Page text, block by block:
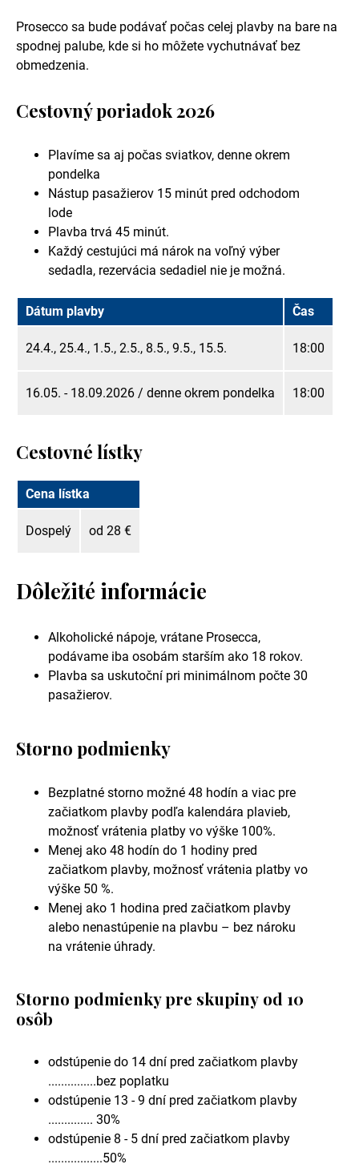
Prosecco sa bude podávať počas celej plavby na bare na
spodnej palube, kde si ho môžete vychutnávať bez
obmedzenia.
Cestovný poriadok 2026
Plavíme sa aj počas sviatkov, denne okrem
pondelka
Nástup pasažierov 15 minút pred odchodom
lode
Plavba trvá 45 minút.
Každý cestujúci má nárok na voľný výber
sedadla, rezervácia sedadiel nie je možná.
Dátum plavby Čas
24.4., 25.4., 1.5., 2.5., 8.5., 9.5., 15.5. 18:00
16.05. - 18.09.2026 / denne okrem pondelka 18:00
Cestovné lístky
Cena lístka
Dospelý od 28 €
Dôležité informácie
Alkoholické nápoje, vrátane Prosecca,
podávame iba osobám starším ako 18 rokov.
Plavba sa uskutoční pri minimálnom počte 30
pasažierov.
Storno podmienky
Bezplatné storno možné 48 hodín a viac pre
začiatkom plavby podľa kalendára plavieb,
možnosť vrátenia platby vo výške 100%.
Menej ako 48 hodín do 1 hodiny pred
začiatkom plavby, možnosť vrátenia platby vo
výške 50 %.
Menej ako 1 hodina pred začiatkom plavby
alebo nenastúpenie na plavbu – bez nároku
na vrátenie úhrady.
Storno podmienky pre skupiny od 10
osôb
odstúpenie do 14 dní pred začiatkom plavby
...............bez poplatku
odstúpenie 13 - 9 dní pred začiatkom plavby
.............. 30%
odstúpenie 8 - 5 dní pred začiatkom plavby
.................50%